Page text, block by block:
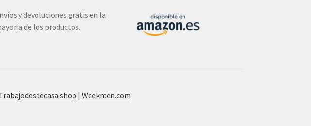
y devoluciones gratis en la
de los productos.
Trabajodesdecasa.shop | Weekmen.com